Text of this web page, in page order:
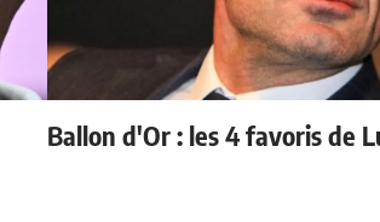
Ballon d'Or : les 4 favoris de